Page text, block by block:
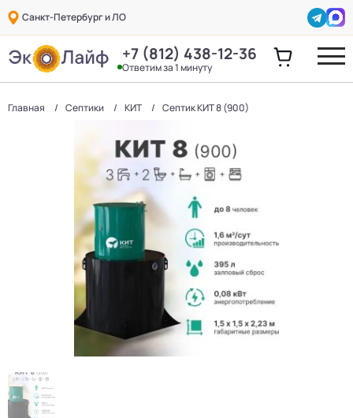
Санкт-Петербург и ЛО
+7 (812) 438-12-36
Ответим за 1 минуту
Главная Септики КИТ Септик КИТ 8 (900)